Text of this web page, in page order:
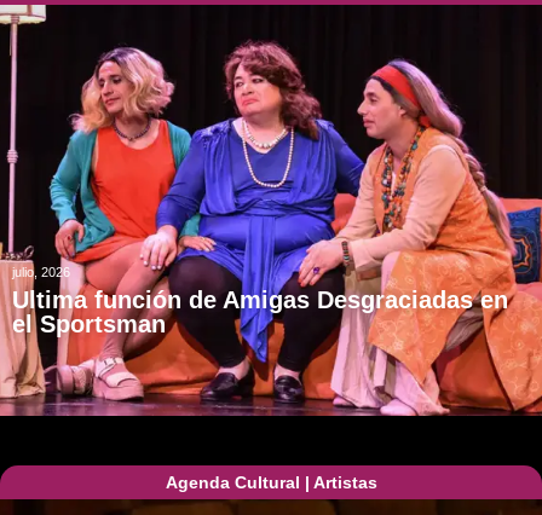
julio, 2026
Ultima función de Amigas Desgraciadas en
el Sportsman
Agenda Cultural | Artistas